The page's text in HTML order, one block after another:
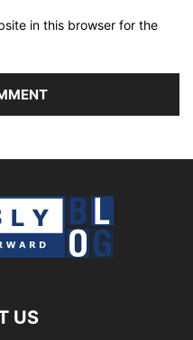
in this browser for the
US